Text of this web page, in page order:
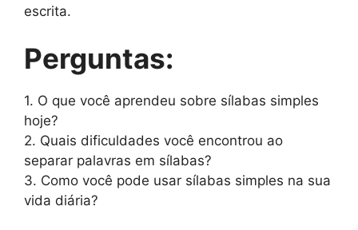
escrita.
Perguntas:
1. O que você aprendeu sobre sílabas simples
hoje?
2. Quais dificuldades você encontrou ao
separar palavras em sílabas?
3. Como você pode usar sílabas simples na sua
vida diária?